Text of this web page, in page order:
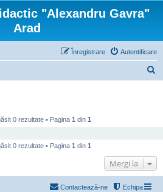
"Alexandru Gavra"
Arad
Autentificare
Înregistrare
e
0 rezultate • Pagina 1 din 1
0 rezultate • Pagina 1 din 1
Mergi la
Echipa
Contactează-ne